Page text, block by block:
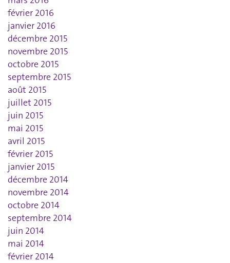
février 2016
janvier 2016
décembre 2015
novembre 2015
octobre 2015
septembre 2015
août 2015
juillet 2015
juin 2015
mai 2015
avril 2015
février 2015
janvier 2015
décembre 2014
novembre 2014
octobre 2014
septembre 2014
juin 2014
mai 2014
février 2014